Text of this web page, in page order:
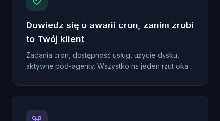
Dowiedz się o awarii cron, zanim zrobi
to Twój klient
Zadania cron, dostępność usług, użycie dysku,
aktywne pod-agenty. Wszystko na jeden rzut oka.